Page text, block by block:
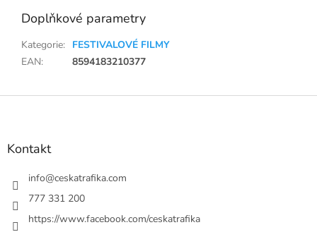
Doplňkové parametry
Kategorie: FESTIVALOVÉ FILMY
EAN: 8594183210377
Z
Kontakt
info@ceskatrafika.com
777 331 200
https://www.facebook.com/ceskatrafika